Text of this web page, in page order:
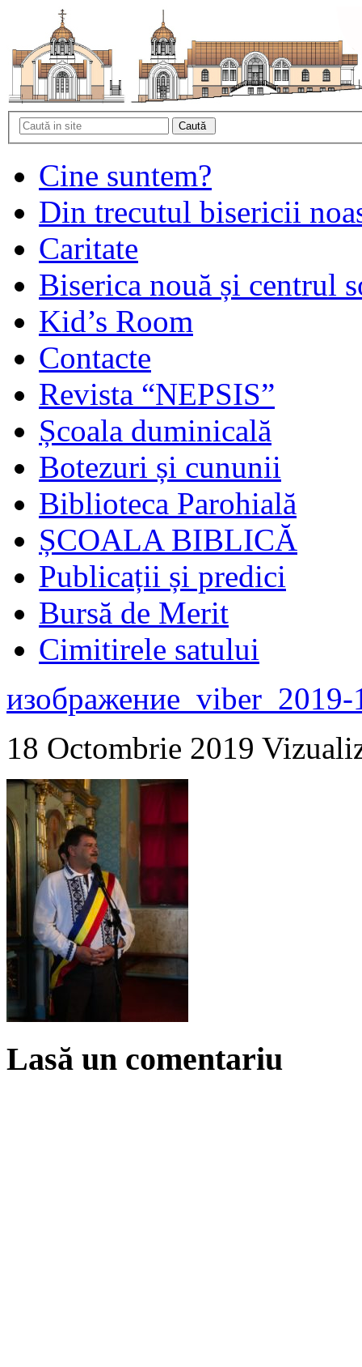
Cine suntem?
Din trecutul bisericii
Caritate
Biserica nouă și centrul
Kid’s Room
Contacte
Revista “NEPSIS”
Școala duminicală
Botezuri și cununii
Biblioteca Parohială
ȘCOALA BIBLICĂ
Publicații și predici
Bursă de Merit
Cimitirele satului
18 Octombrie 2019
Lasă un comentariu